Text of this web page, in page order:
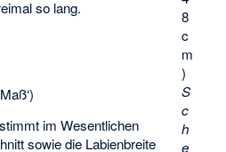
8
c
m
)
S
c
h
e
so lang.
im Wesentlichen
sowie die Labienbreite